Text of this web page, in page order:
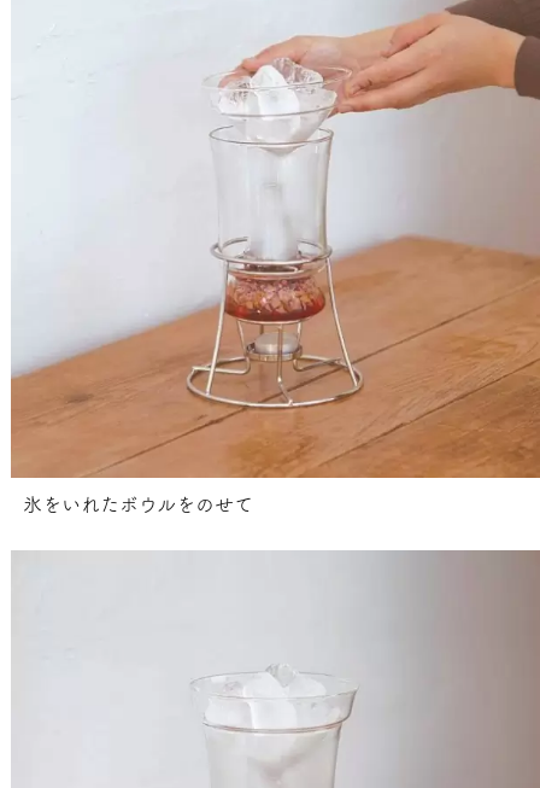
氷をいれたボウルをのせて